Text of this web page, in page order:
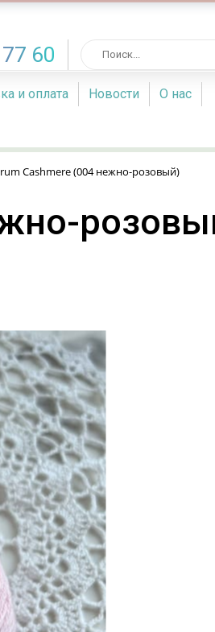
60
и оплата Новости
О нас
Cashmere (004 нежно-розовый)